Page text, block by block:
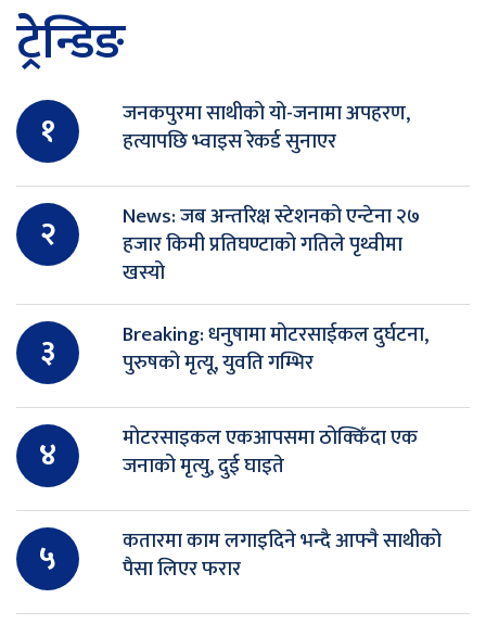
ट्रेन्डिङ
१
जनकपुरमा साथीको यो-जनामा अपहरण,
हत्यापछि भ्वाइस रेकर्ड सुनाएर
२
News: जब अन्तरिक्ष स्टेशनको एन्टेना २७
हजार किमी प्रतिघण्टाको गतिले पृथ्वीमा
खस्यो
३
Breaking: धनुषामा मोटरसाईकल दुर्घटना,
पुरुषको मृत्यू, युवति गम्भिर
४
मोटरसाइकल एकआपसमा ठोक्किँदा एक
जनाको मृत्यु, दुई घाइते
५
कतारमा काम लगाइदिने भन्दै आफ्नै साथीको
पैसा लिएर फरार